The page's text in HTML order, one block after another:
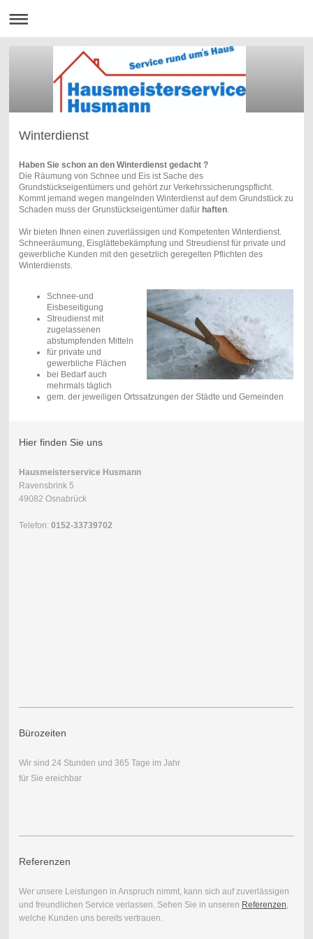
Winterdienst
Haben Sie schon an den Winterdienst gedacht ?
Die Räumung von Schnee und Eis ist Sache des
Grundstückseigentümers und gehört zur Verkehrssicherungspflicht.
Kommt jemand wegen mangelnden Winterdienst auf dem Grundstück zu
Schaden muss der Grunstückseigentümer dafür haften.
Wir bieten Ihnen einen zuverlässigen und Kompetenten Winterdienst.
Schneeräumung, Eisglättebekämpfung und Streudienst für private und
gewerbliche Kunden mit den gesetzlich geregelten Pflichten des
Winterdiensts.
Schnee-und
Eisbeseitigung
Streudienst mit
zugelassenen
abstumpfenden Mitteln
für private und
gewerbliche Flächen
bei Bedarf auch
mehrmals täglich
gem. der jeweiligen Ortssatzungen der Städte und Gemeinden
Hier finden Sie uns
Hausmeisterservice Husmann
Ravensbrink 5
49082 Osnabrück
Telefon: 0152-33739702
Bürozeiten
Wir sind 24 Stunden und 365 Tage im Jahr
für Sie ereichbar
Referenzen
Wer unsere Leistungen in Anspruch nimmt, kann sich auf zuverlässigen
und freundlichen Service verlassen. Sehen Sie in unseren Referenzen,
welche Kunden uns bereits vertrauen.